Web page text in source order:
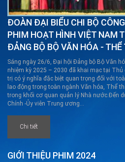
ĐOÀN ĐẠI BIỂU CHI BỘ
PHIM HOẠT HÌNH VIỆT NAM
ĐẢNG BỘ BỘ VĂN HÓA - THỂ
Sáng ngày 26/6, Đại hội Đảng bộ Bộ Văn
nhiệm kỳ 2025 – 2030 đã khai mạc tại
trị có ý nghĩa đặc biệt quan trọng đối với
lao động trong toàn ngành Văn hóa, Thể
trong khối cơ quan quản lý Nhà nước.Đến
Chính -Ủy viên Trung ương...
Chi tiết
GIỚI THIỆU PHIM 2024